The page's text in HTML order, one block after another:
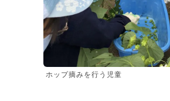
ホップ摘みを行う児童